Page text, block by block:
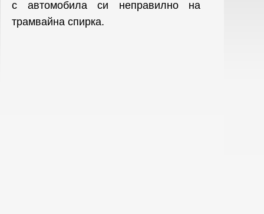
с автомобила си неправилно на
трамвайна спирка.